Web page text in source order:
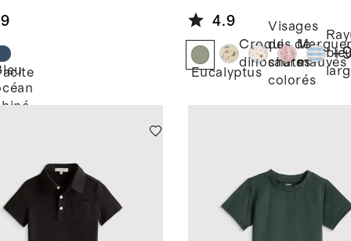
longues en
jersey 100 %
coton
biologique
4.9
Eucalyptus
Croquis de
dinosaures
Visages
de
chats
colorés
mauves
+